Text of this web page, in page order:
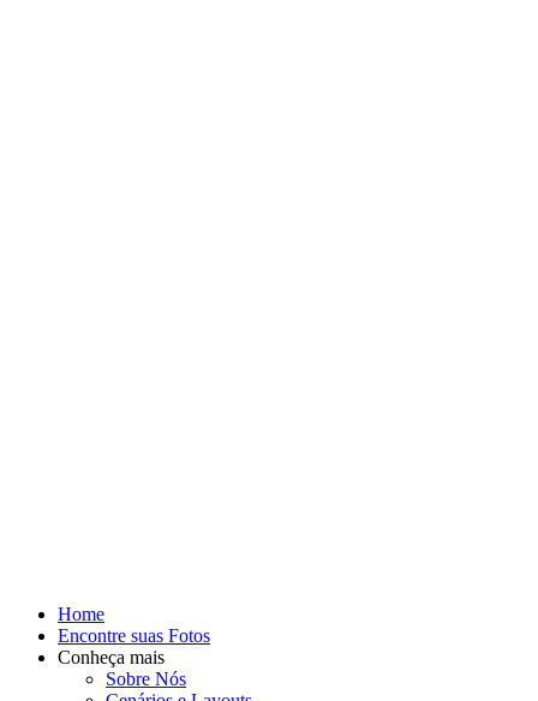
Home
Encontre suas Fotos
Conheça mais
Sobre Nós